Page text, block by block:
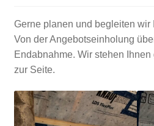
Gerne planen und begleiten wir
Von der Angebotseinholung
Endabnahme. Wir stehen
zur Seite.